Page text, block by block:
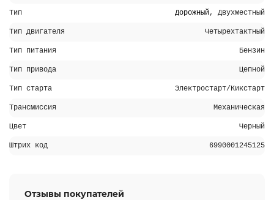
Тип Дорожный, Двухместный
Тип двигателя Четырехтактный
Тип питания Бензин
Тип привода Цепной
Тип старта Электростарт/Кикстарт
Трансмиссия Механическая
Цвет Черный
Штрих код 6990001245125
Отзывы покупателей